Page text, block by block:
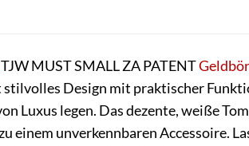
TJW MUST SMALL ZA PATENT
Design mit praktischer
Luxus legen. Das dezente, weiße
einem unverkennbaren Accessoire.